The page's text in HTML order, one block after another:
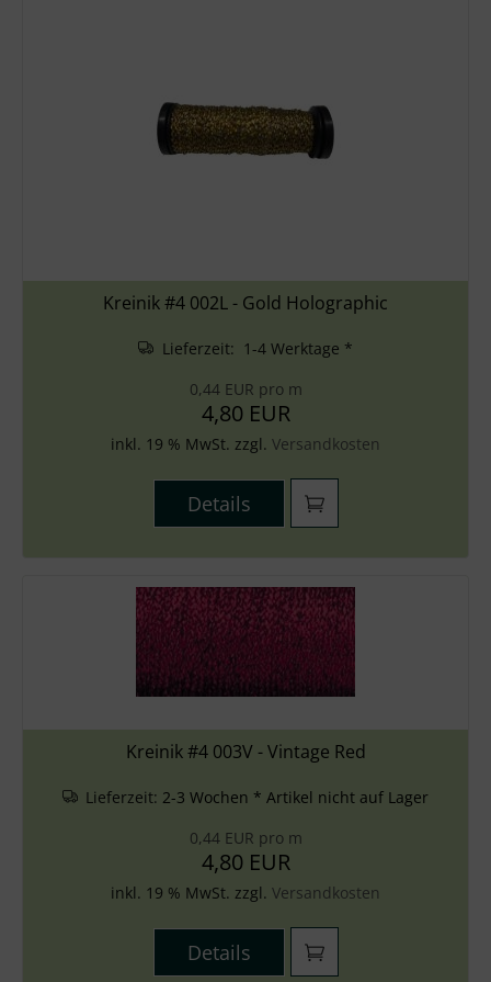
Kreinik #4 002L - Gold Holographic
Lieferzeit: 1-4 Werktage *
0,44 EUR pro m
4,80 EUR
inkl. 19 % MwSt. zzgl. Versandkosten
Details
Kreinik #4 003V - Vintage Red
Lieferzeit: 2-3 Wochen * Artikel nicht auf Lager
0,44 EUR pro m
4,80 EUR
inkl. 19 % MwSt. zzgl. Versandkosten
Details